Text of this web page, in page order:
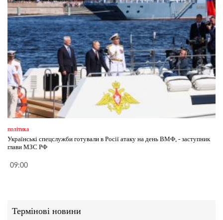
політика
Українські спецслужби готували в Росії атаку на день ВМФ, - заступник
глави МЗС РФ
09:00
Термінові новини